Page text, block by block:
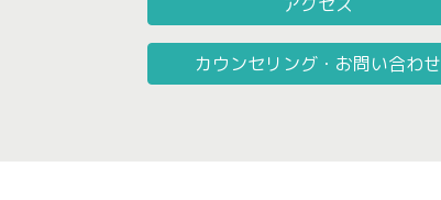
カウンセリング・お問い合わせ